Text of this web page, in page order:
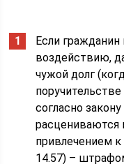
Если гражданин
воздействию,
чужой долг
согласно
расцениваются
привлечением
14.57) –